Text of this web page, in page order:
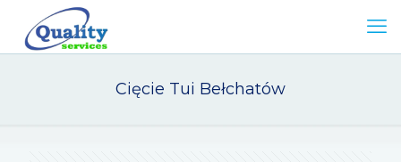
Cięcie Tui Bełchatów